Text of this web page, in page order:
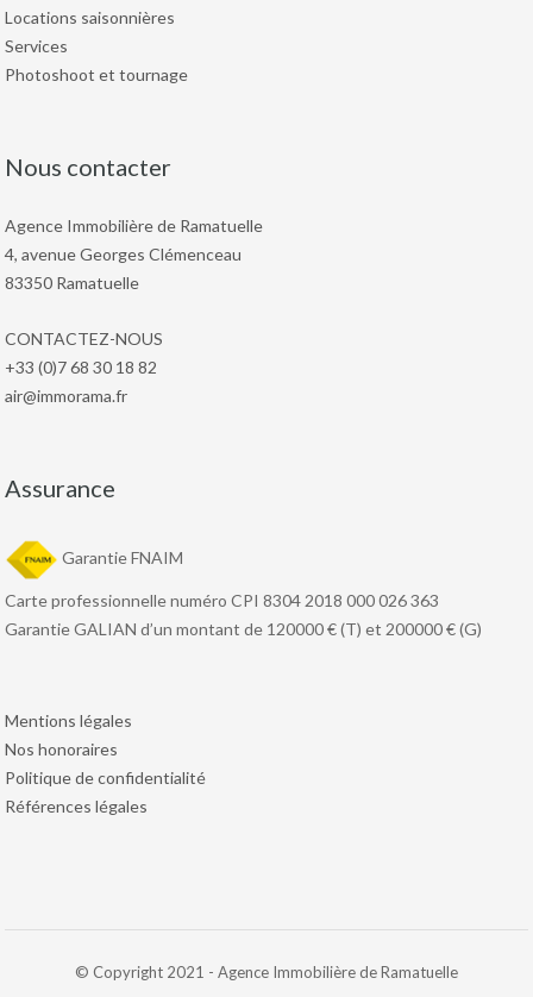
Locations saisonnières
Services
Photoshoot et tournage
Nous contacter
Agence Immobilière de Ramatuelle
4, avenue Georges Clémenceau
83350 Ramatuelle
CONTACTEZ-NOUS
+33 (0)7 68 30 18 82
air@immorama.fr
Assurance
Garantie FNAIM
Carte professionnelle numéro CPI 8304 2018 000 026 363
Garantie GALIAN d’un montant de 120000 € (T) et 200000 € (G)
Mentions légales
Nos honoraires
Politique de confidentialité
Références légales
© Copyright 2021 - Agence Immobilière de Ramatuelle